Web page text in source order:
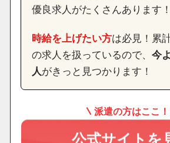
優良求人がたくさんあります！
時給を上げたい方は必見！累
の求人を扱っているので、 今
人がきっと見つかります！
派遣の方はここ！
公式サイトを